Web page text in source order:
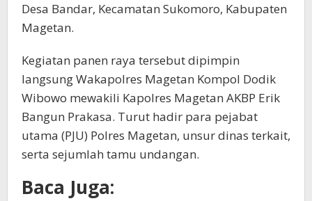
Desa Bandar, Kecamatan Sukomoro, Kabupaten
Magetan.
Kegiatan panen raya tersebut dipimpin
langsung Wakapolres Magetan Kompol Dodik
Wibowo mewakili Kapolres Magetan AKBP Erik
Bangun Prakasa. Turut hadir para pejabat
utama (PJU) Polres Magetan, unsur dinas terkait,
serta sejumlah tamu undangan.
Baca Juga: